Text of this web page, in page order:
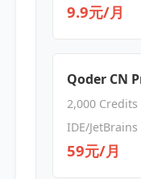
9.9元/月
Qoder CN
2,000
IDE/
59元/月